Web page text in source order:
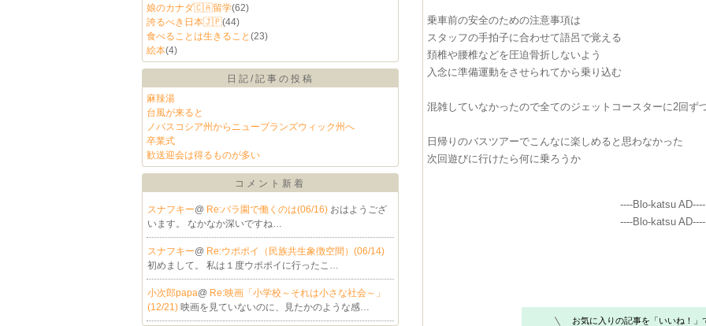
娘のカナダ🇨🇦留学(62)
誇るべき日本🇯🇵(44)
食べることは生きること (23)
絵本(4)
日記/記事の投稿
麻辣湯
台風が来ると
ノバスコシア州からニューブランズウィック州へ
卒業式
歓送迎会は得るものが多い
コメント新着
スナフキー@ Re:バラ園で働くのは(06/16) おはようござ
います。 なかなか深いですね…
スナフキー@ Re:ウポポイ（民族共生象徴空間）(06/14)
初めまして。 私は１度ウポポイに行ったこ…
小次郎papa@ Re:映画「小学校～それは小さな社会～」
(12/21) 映画を見ていないのに、見たかのような感…
乗車前の安全のための注意事項は
スタッフの手拍子に合わせて語呂で覚える
頚椎や腰椎などを圧迫骨折しないよう
入念に準備運動をさせられてから乗り込む
混雑していなかったので全てのジェットコースターに2回ず
日帰りのバスツアーでこんなに楽しめると思わなかった
次回遊びに行けたら何に乗ろうか
----Blo-katsu AD----
----Blo-katsu AD----
お気に入りの記事を「いいね！」